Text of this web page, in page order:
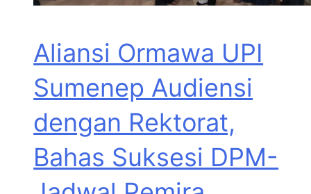
Aliansi Ormawa UPI
Sumenep Audiensi
dengan Rektorat,
Bahas Suksesi DPM-